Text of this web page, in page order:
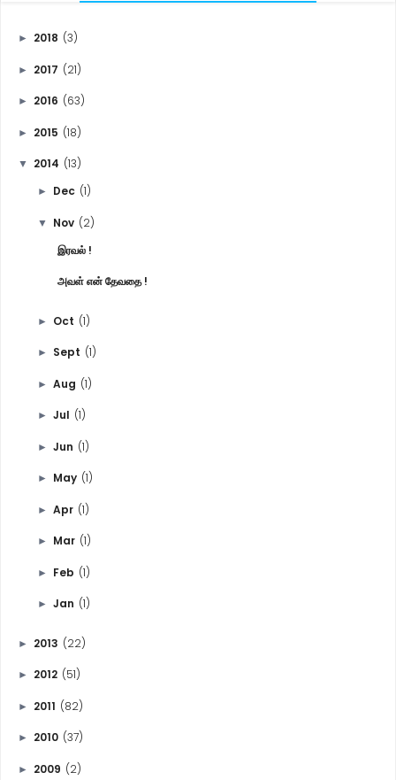
► 2018 (3)
► 2017 (21)
► 2016 (63)
► 2015 (18)
▼ 2014 (13)
► Dec (1)
▼ Nov (2)
இரவல் !
அவள் என் தேவதை !
► Oct (1)
► Sept (1)
► Aug (1)
► Jul (1)
► Jun (1)
► May (1)
► Apr (1)
► Mar (1)
► Feb (1)
► Jan (1)
► 2013 (22)
► 2012 (51)
► 2011 (82)
► 2010 (37)
► 2009 (2)